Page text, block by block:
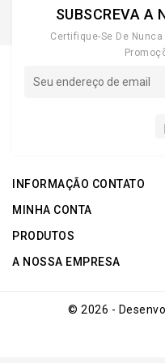
SUBSCREVA A
Certifique-Se De
INFORMAÇÃO CONTATO
MINHA CONTA
PRODUTOS
A NOSSA EMPRESA
© 2026 -